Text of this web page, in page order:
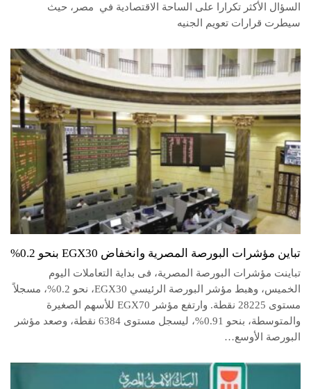
السؤال الأكثر تكرارا على الساحة الاقتصادية في مصر، حيث
سيطرت قرارات تعويم الجنيه
تباين مؤشرات البورصة المصرية وانخفاض EGX30 بنحو 0.2%
تباينت مؤشرات البورصة المصرية، فى بداية التعاملات اليوم
الخميس، وهبط مؤشر البورصة الرئيسي EGX30، نحو 0.2%، مسجلاً
مستوى 28225 نقطة. وارتفع مؤشر EGX70 للأسهم الصغيرة
والمتوسطة، بنحو 0.91%، ليسجل مستوى 6384 نقطة، وصعد مؤشر
البورصة الأوسع…